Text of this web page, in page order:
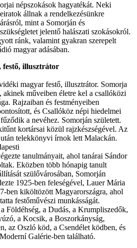
népszokások hagyatékát. Neki
állnak a rendelkezésünkre
mint a Somorján és
jelentő halászati szokásokról.
ránk, valamint gyakran szerepelt
magyar adásában.
festő, illusztrátor
magyar festő, illusztrátor. Somorja
akinek műveiben életre kel a csallóközi
Rajzaiban és festményeiben
és Csallóköz népi hiedelmei
a nevéhez. Somorján született.
kortársai közül rajzkészségével. Az
telekkönyvi írnok lett Malackán.
tanulmányait, ahol tanárai Sándor
Eközben több hónapig tanult
szülővárosában, Somorján
1925-ben feleségével, Lauer Mária
ben kiköltözött Magyarországra, ahol
festőművészi munkásságát.
Földéhség, a Dudás, a Krumpliszedők,
a Kocsik, a Boszorkányság,
az Oszló köd, a Csendélet ködben, és
Galérie-ben található.